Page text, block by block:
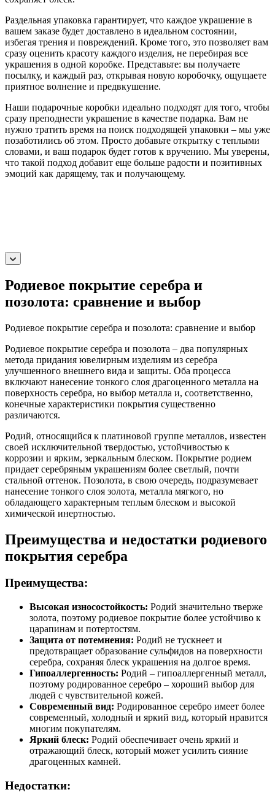
Раздельная упаковка гарантирует, что каждое украшение в
вашем заказе будет доставлено в идеальном состоянии,
избегая трения и повреждений. Кроме того, это позволяет вам
сразу оценить красоту каждого изделия, не перебирая все
украшения в одной коробке. Представьте: вы получаете
посылку, и каждый раз, открывая новую коробочку, ощущаете
приятное волнение и предвкушение.
Наши подарочные коробки идеально подходят для того, чтобы
сразу преподнести украшение в качестве подарка. Вам не
нужно тратить время на поиск подходящей упаковки – мы уже
позаботились об этом. Просто добавьте открытку с теплыми
словами, и ваш подарок будет готов к вручению. Мы уверены,
что такой подход добавит еще больше радости и позитивных
эмоций как дарящему, так и получающему.
Родиевое покрытие серебра и
позолота: сравнение и выбор
Родиевое покрытие серебра и позолота: сравнение и выбор
Родиевое покрытие серебра и позолота – два популярных
метода придания ювелирным изделиям из серебра
улучшенного внешнего вида и защиты. Оба процесса
включают нанесение тонкого слоя драгоценного металла на
поверхность серебра, но выбор металла и, соответственно,
конечные характеристики покрытия существенно
различаются.
Родий, относящийся к платиновой группе металлов, известен
своей исключительной твердостью, устойчивостью к
коррозии и ярким, зеркальным блеском. Покрытие родием
придает серебряным украшениям более светлый, почти
стальной оттенок. Позолота, в свою очередь, подразумевает
нанесение тонкого слоя золота, металла мягкого, но
обладающего характерным теплым блеском и высокой
химической инертностью.
Преимущества и недостатки родиевого
покрытия серебра
Преимущества:
Высокая износостойкость: Родий значительно тверже
золота, поэтому родиевое покрытие более устойчиво к
царапинам и потертостям.
Защита от потемнения: Родий не тускнеет и
предотвращает образование сульфидов на поверхности
серебра, сохраняя блеск украшения на долгое время.
Гипоаллергенность: Родий – гипоаллергенный металл,
поэтому родированное серебро – хороший выбор для
людей с чувствительной кожей.
Современный вид: Родированное серебро имеет более
современный, холодный и яркий вид, который нравится
многим покупателям.
Яркий блеск: Родий обеспечивает очень яркий и
отражающий блеск, который может усилить сияние
драгоценных камней.
Недостатки: